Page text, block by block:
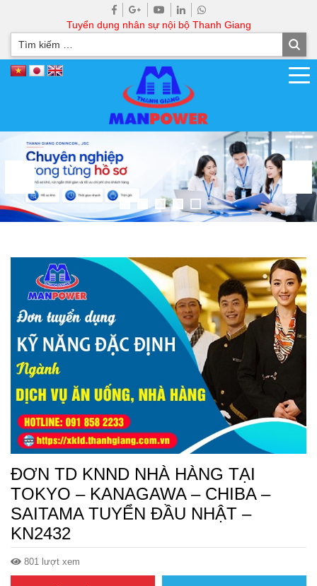
Tuyển dụng nhân sự nội bộ Thanh Giang
ĐƠN TD KNND NHÀ HÀNG TẠI
TOKYO – KANAGAWA – CHIBA –
SAITAMA TUYỂN ĐẦU NHẬT –
KN2432
801 lượt xem